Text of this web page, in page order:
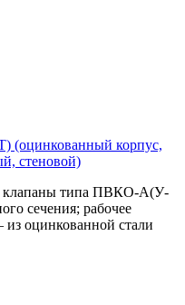
корпус,
стеновой)
клапаны типа ПВКО-А(У-
сечения; рабочее
оцинкованной стали